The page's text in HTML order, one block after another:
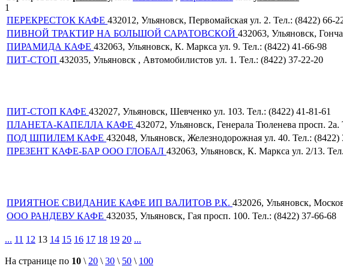
1
ПЕРЕКРЕСТОК КАФЕ 432012, Ульяновск, Первомайская ул. 2. Тел.: (8422) 66-
ПИВНОЙ ТРАКТИР НА БОЛЬШОЙ САРАТОВСКОЙ 432063, Ульяновск,
ПИРАМИДА КАФЕ 432063, Ульяновск, К. Маркса ул. 9. Тел.: (8422) 41-66-98
ПИТ-СТОП 432035, Ульяновск , Автомобилистов ул. 1. Тел.: (8422) 37-22-20
ПИТ-СТОП КАФЕ 432027, Ульяновск, Шевченко ул. 103. Тел.: (8422) 41-81-61
ПЛАНЕТА-КАПЕЛЛА КАФЕ 432072, Ульяновск, Генерала Тюленева просп.
ПОД ШПИЛЕМ КАФЕ 432048, Ульяновск, Железнодорожная ул. 40. Тел.: (8422)
ПРЕЗЕНТ КАФЕ-БАР ООО ГЛОБАЛ 432063, Ульяновск, К. Маркса ул. 2/13.
ПРИЯТНОЕ СВИДАНИЕ КАФЕ ИП ВАЛИТОВ Р.К. 432026, Ульяновск,
ООО РАНДЕВУ КАФЕ 432035, Ульяновск, Гая просп. 100. Тел.: (8422) 37-66-68
... 11 12 13 14 15 16 17 18 19 20 ...
На странице по 10 \ 20 \ 30 \ 50 \ 100